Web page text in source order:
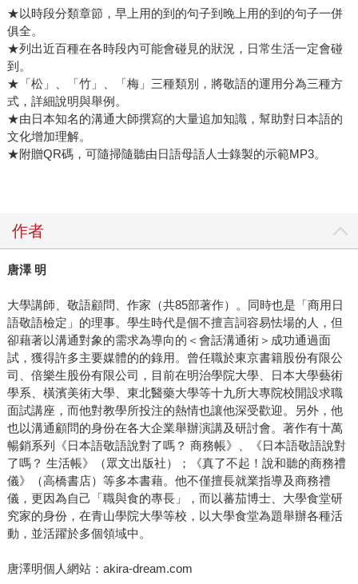
★以時段分類章節，早上用的到的句子到晚上用的到的句子一併
俱全。
★列出近百種在各時段內可能會碰見的狀況，日常生活一定會碰
到。
★「松」、「竹」、「梅」三種類別，將敬語的運用分為三種方
式，詳細說明與舉例。
★由日本知名的溝通大師撰寫的大量追加知識，幫助對日本語的
文化增加理解。
★附贈QR碼，可隨掃隨聽由日語母語人士錄製的示範MP3。
作者
唐澤 明
大學講師、敬語顧問、作家（共85部著作）。同時也是「商用日
語敬語檢定」的理事。學生時代是個不擅言詞容易怯場的人，但
卻藉著以溝通對象的需求為導向的＜會話溝通術＞成功通過面
試，獲得許多主要媒體的的錄用。曾任職於東京書籍股份有限公
司、倍樂生股份有限公司，目前在明治學院大學、日本大學藝術
學系、橫濱美術大學、東北醫藥大學等十九所大專院校開設求職
面試講座，而他對教學所投注的熱情也讓他深受歡迎。另外，他
也以溝通顧問的身份在各大企業舉辦演講及研討會。著作有十萬
暢銷系列《日本語敬語說對了嗎？ 商務帳》、《日本語敬語說對
了嗎？ 生活帳》（眾文出版社）；《真了不起！說和聽的商務禮
儀》（高橋書店）等多本書藉。他不僅擅長就業指導及商務禮
儀，更因為自己「職與食的專長」，而以蕃茄博士、大學食堂研
究家的身份，在青山學院大學等校，以大學食堂為題舉辦各種活
動，並活躍於多個領域中。
唐澤明個人網站：akira-dream.com